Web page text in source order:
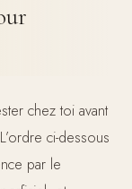
chez toi avant
ci-dessous
par le